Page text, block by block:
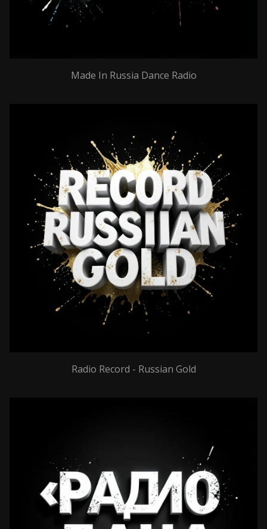
Made In Russia Dance Radio
Radio Record - Russian Gold